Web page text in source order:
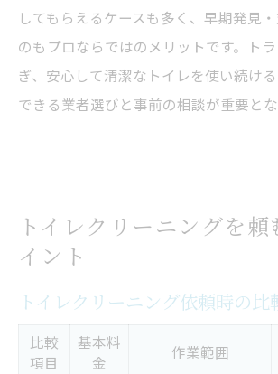
してもらえるケースも多く、早期発見
のもプロならではのメリットです。ト
ぎ、安心して清潔なトイレを使い続け
できる業者選びと事前の相談が重要とな
トイレクリーニングを
イント
トイレクリーニング依頼時の比
比較
項目
基本料
金
作業範囲